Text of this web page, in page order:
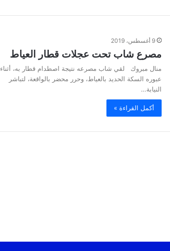
9 أغسطس، 2019
مصرع شاب تحت عجلات قطار العياط
منال مبروك لقي شاب مصرعه نتيجة اصطدام قطار به، أثناء
عبوره السكة الحديد بالعياط، وحرر محضر بالواقعة، لتباشر
النيابة…
أكمل القراءة »